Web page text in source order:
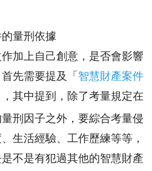
量刑依據
加上自己創意，是否會影響
先需要提及「 智慧財產案件
，其中提到，除了考量規定在
量刑因子之外，要綜合考量侵
生活經驗、工作歷練等等，
不是有犯過其他的智慧財產